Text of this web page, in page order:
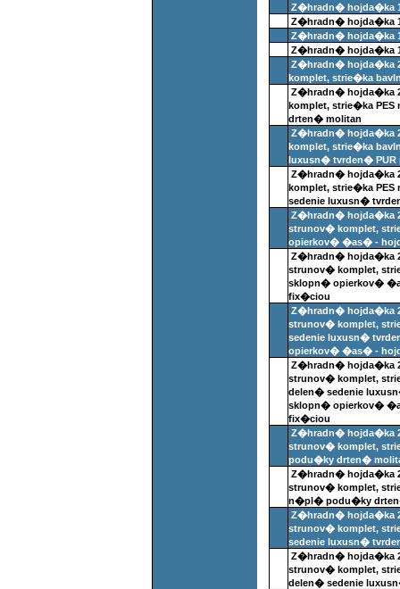
Z�hradn� hojda�ka
Z�hradn� hojda�ka
Z�hradn� hojda�ka
Z�hradn� hojda�ka
Z�hradn� hojda�ka
komplet, strie�ka
Z�hradn� hojda�ka
komplet, strie�ka
drten� molitan
Z�hradn� hojda�ka
komplet, strie�ka
luxusn� tvrden� PUR
Z�hradn� hojda�ka
komplet, strie�ka
sedenie luxusn�
Z�hradn� hojda�ka
strunov� komplet,
opierkov� �as� -
Z�hradn� hojda�ka
strunov� komplet,
sklopn� opierkov�
fix�ciou
Z�hradn� hojda�ka
strunov� komplet,
sedenie luxusn�
opierkov� �as� -
Z�hradn� hojda�ka
strunov� komplet,
delen� sedenie
sklopn� opierkov�
fix�ciou
Z�hradn� hojda�ka
strunov� komplet,
podu�ky drten�
Z�hradn� hojda�ka
strunov� komplet,
n�pl� podu�ky
Z�hradn� hojda�ka
strunov� komplet,
sedenie luxusn�
Z�hradn� hojda�ka
strunov� komplet,
delen� sedenie